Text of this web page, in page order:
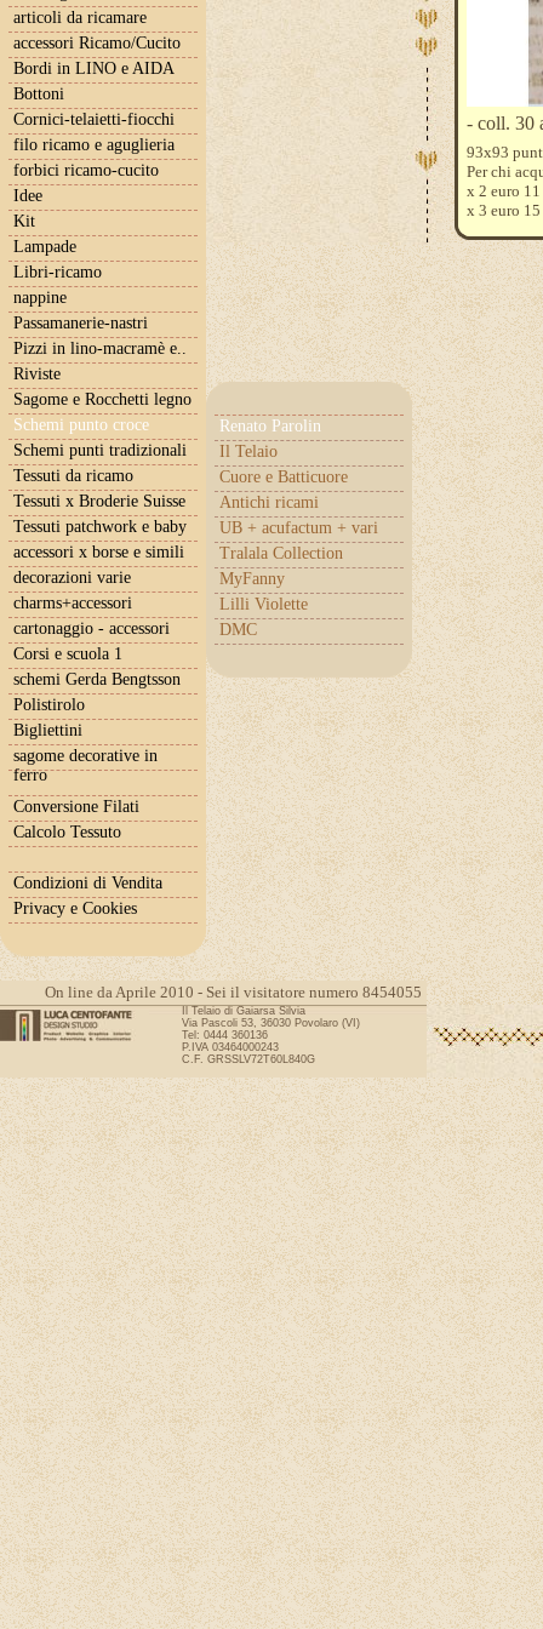
articoli da ricamare
accessori Ricamo/Cucito
Bordi in LINO e AIDA
Bottoni
Cornici-telaietti-fiocchi
filo ricamo e aguglieria
forbici ricamo-cucito
Idee
Kit
Lampade
Libri-ricamo
nappine
Passamanerie-nastri
Pizzi in lino-macramè e..
Riviste
Sagome e Rocchetti legno
Schemi punto croce
Renato Parolin
Il Telaio
Cuore e Batticuore
Antichi ricami
UB + acufactum + vari
Tralala Collection
MyFanny
Lilli Violette
DMC
Schemi punti tradizionali
Tessuti da ricamo
Tessuti x Broderie Suisse
Tessuti patchwork e baby
accessori x borse e simili
decorazioni varie
charms+accessori
cartonaggio - accessori
Corsi e scuola 1
schemi Gerda Bengtsson
Polistirolo
Bigliettini
sagome decorative in
ferro
Conversione Filati
Calcolo Tessuto
Condizioni di Vendita
Privacy e Cookies
- coll. 30
93x93
Per chi
x 2 euro 11
x 3 euro 15
Se
Questi
blanc 928
On line da Aprile 2010 - Sei il visitatore numero 8454055
Il Telaio di Gaiarsa Silvia
Via Pascoli 53, 36030 Povolaro (VI)
Tel: 0444 360136
P.IVA 03464000243
C.F. GRSSLV72T60L840G